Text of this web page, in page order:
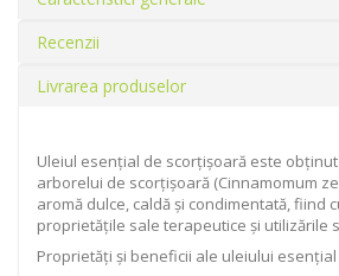
Recenzii
Livrarea produselor
Uleiul esențial de scorțișoară este
arborelui de scorțișoară (Cinnamomum
aromă dulce, caldă și condimentată, fiind
proprietățile sale terapeutice și utilizările
Proprietăți și beneficii ale uleiului